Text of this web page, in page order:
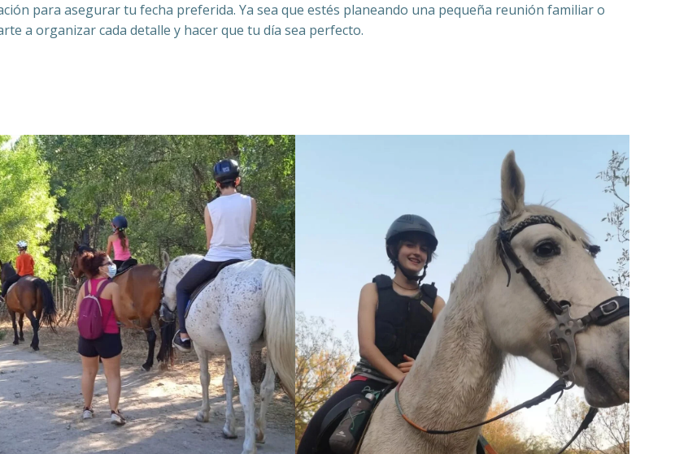
para asegurar tu fecha preferida. Ya sea que estés planeando una pequeña reunión familiar o
a organizar cada detalle y hacer que tu día sea perfecto.